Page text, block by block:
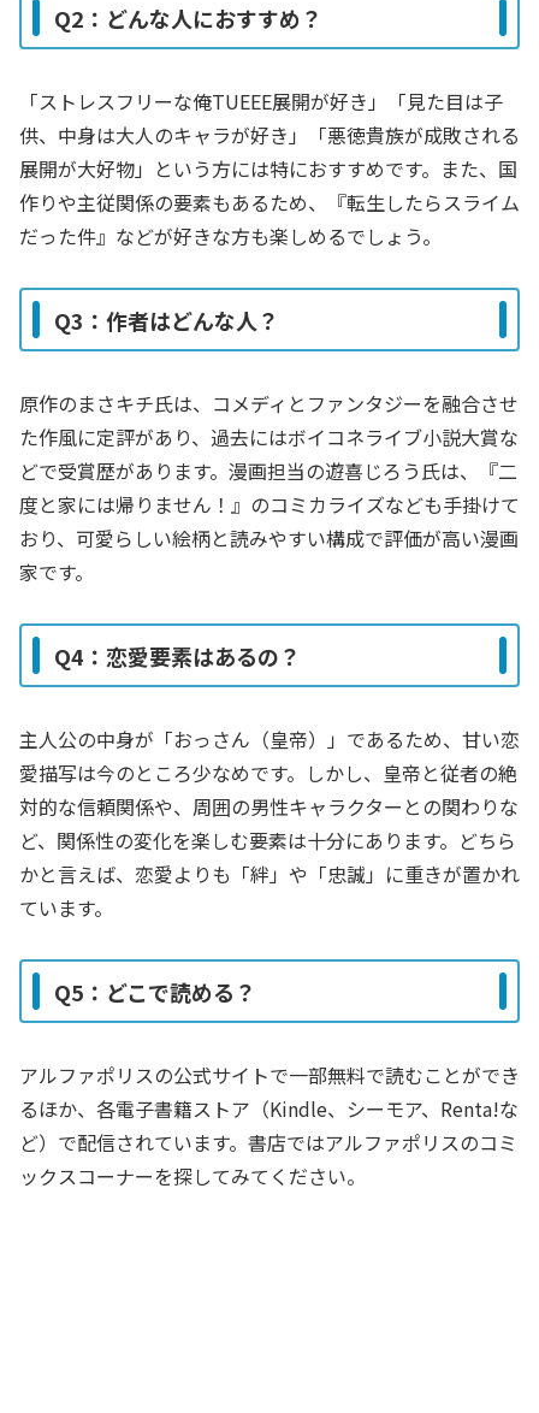
Q2：どんな人におすすめ？
「ストレスフリーな俺TUEEE展開が好き」「見た目は子
供、中身は大人のキャラが好き」「悪徳貴族が成敗される
展開が大好物」という方には特におすすめです。また、国
作りや主従関係の要素もあるため、『転生したらスライム
だった件』などが好きな方も楽しめるでしょう。
Q3：作者はどんな人？
原作のまさキチ氏は、コメディとファンタジーを融合させ
た作風に定評があり、過去にはボイコネライブ小説大賞な
どで受賞歴があります。漫画担当の遊喜じろう氏は、『二
度と家には帰りません！』のコミカライズなども手掛けて
おり、可愛らしい絵柄と読みやすい構成で評価が高い漫画
家です。
Q4：恋愛要素はあるの？
主人公の中身が「おっさん（皇帝）」であるため、甘い恋
愛描写は今のところ少なめです。しかし、皇帝と従者の絶
対的な信頼関係や、周囲の男性キャラクターとの関わりな
ど、関係性の変化を楽しむ要素は十分にあります。どちら
かと言えば、恋愛よりも「絆」や「忠誠」に重きが置かれ
ています。
Q5：どこで読める？
アルファポリスの公式サイトで一部無料で読むことができ
るほか、各電子書籍ストア（Kindle、シーモア、Renta!な
ど）で配信されています。書店ではアルファポリスのコミ
ックスコーナーを探してみてください。